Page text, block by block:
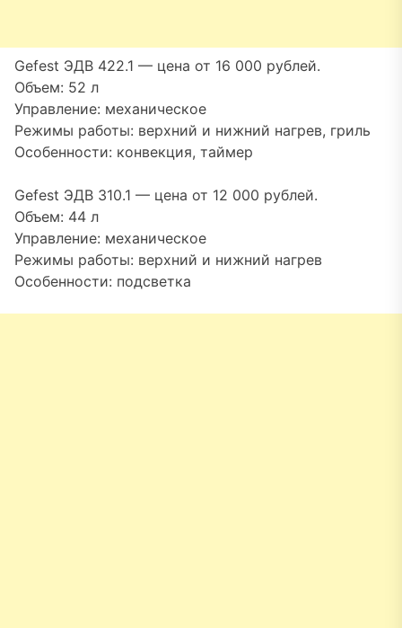
Gefest ЭДВ 422.1 — цена от 16 000 рублей.
Объем: 52 л
Управление: механическое
Режимы работы: верхний и нижний нагрев, гриль
Особенности: конвекция, таймер
Gefest ЭДВ 310.1 — цена от 12 000 рублей.
Объем: 44 л
Управление: механическое
Режимы работы: верхний и нижний нагрев
Особенности: подсветка